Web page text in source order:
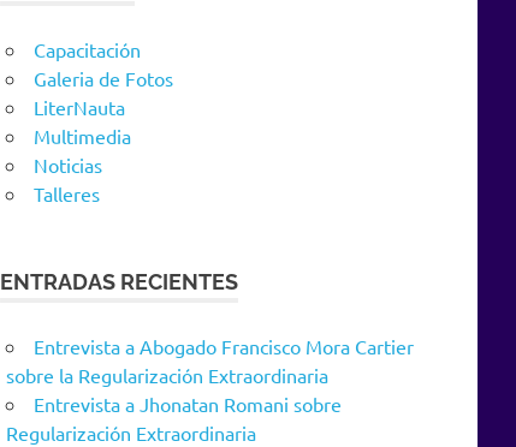
Capacitación
Galeria de Fotos
LiterNauta
Multimedia
Noticias
Talleres
ENTRADAS RECIENTES
Entrevista a Abogado Francisco Mora Cartier
sobre la Regularización Extraordinaria
Entrevista a Jhonatan Romani sobre
Regularización Extraordinaria